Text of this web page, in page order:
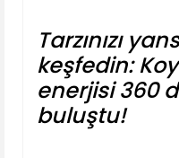
Tarzınızı
keşfedin:
enerjisi 360
buluştu!